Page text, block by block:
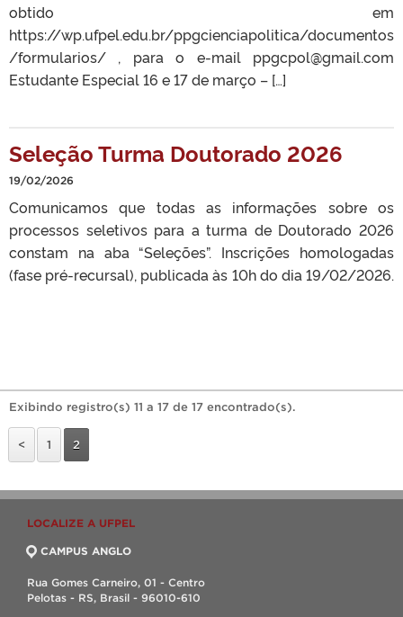
obtido em
https://wp.ufpel.edu.br/ppgcienciapolitica/documentos
/formularios/ , para o e-mail ppgcpol@gmail.com
Estudante Especial 16 e 17 de março – […]
Seleção Turma Doutorado 2026
19/02/2026
Comunicamos que todas as informações sobre os
processos seletivos para a turma de Doutorado 2026
constam na aba “Seleções”. Inscrições homologadas
(fase pré-recursal), publicada às 10h do dia 19/02/2026.
Exibindo registro(s) 11 a 17 de 17 encontrado(s).
< 1 2
LOCALIZE A UFPEL
CAMPUS ANGLO
Rua Gomes Carneiro, 01 - Centro
Pelotas - RS, Brasil - 96010-610